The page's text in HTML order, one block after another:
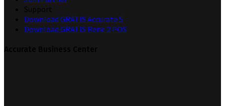
Download GRATIS Accurate 5
Download GRATIS Rene 2 POS